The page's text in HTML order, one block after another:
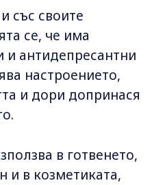
със своите
се, че има
и антидепресантни
настроението,
и дори допринася
в готвенето,
и в козметиката,